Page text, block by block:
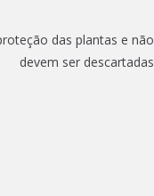
das plantas e não
devem ser descartadas